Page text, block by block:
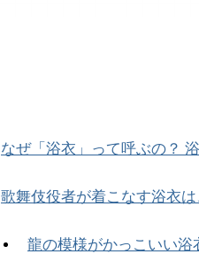
なぜ「浴衣」って呼ぶの？
歌舞伎役者が着こなす浴衣
龍の模様がかっこいい浴